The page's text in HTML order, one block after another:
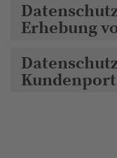
Erhebung